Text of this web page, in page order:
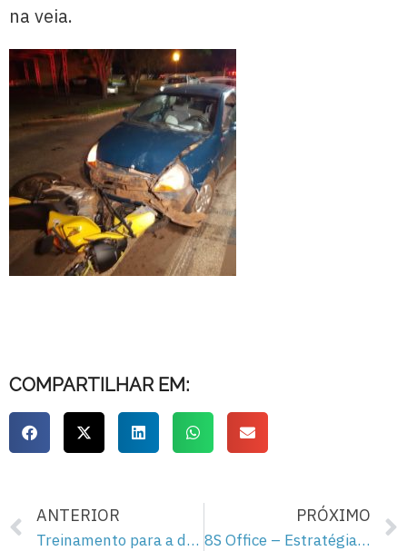
na veia.
COMPARTILHAR EM:
ANTERIOR
Treinamento para a democracia – 110
PRÓXIMO
8S Office – Estratégias para Aumento de Competitividade